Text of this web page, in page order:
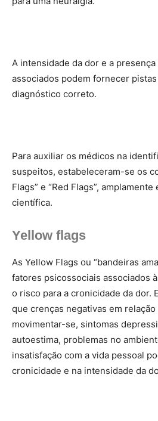
A intensidade da dor e a
associados podem fornecer
diagnóstico correto.
Para auxiliar os médicos na
suspeitos, estabeleceram-se os
Flags” e “Red Flags”,
científica.
Yellow flags
As Yellow Flags ou “bandeiras
fatores psicossociais associados
o risco para a cronicidade da dor.
que crenças negativas em relação
movimentar-se, sintomas
autoestima, problemas no
insatisfação com a vida pessoal
cronicidade e na intensidade da